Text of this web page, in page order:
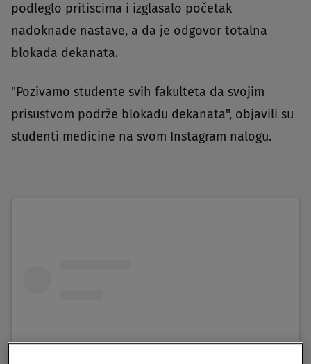
podleglo pritiscima i izglasalo početak
nadoknade nastave, a da je odgovor totalna
blokada dekanata.
"Pozivamo studente svih fakulteta da svojim
prisustvom podrže blokadu dekanata", objavili su
studenti medicine na svom Instagram nalogu.